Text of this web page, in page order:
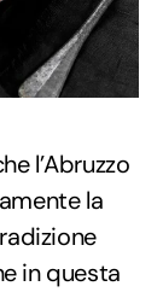
l’Abruzzo
la
in questa